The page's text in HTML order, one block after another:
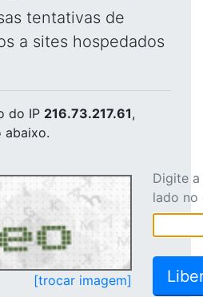
tentativas de
a sites hospedados
do IP 216.73.217.61,
abaixo.
[trocar imagem]
Digite
lado no